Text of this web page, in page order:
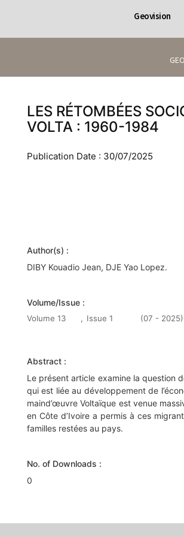
Geovision
LES RÉTOMBÉES
VOLTA : 1960-1984
Publication Date : 30/07/2025
Author(s) :
DIBY Kouadio Jean, DJE Yao Lopez.
Volume/Issue :
Volume 13 , Issue 1 (07 - 2025)
Abstract :
Le présent article examine la question
qui est liée au développement de
maind’œuvre Voltaïque est venue
en Côte d’Ivoire a permis à ces
familles restées au pays.
No. of Downloads :
0